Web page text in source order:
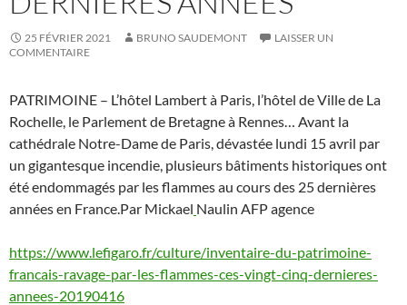
25 FÉVRIER 2021 BRUNO SAUDEMONT
LAISSER UN
COMMENTAIRE
PATRIMOINE – L’hôtel Lambert à Paris, l’hôtel de Ville de La
Rochelle, le Parlement de Bretagne à Rennes… Avant la
cathédrale Notre-Dame de Paris, dévastée lundi 15 avril par
un gigantesque incendie, plusieurs bâtiments historiques ont
été endommagés par les flammes au cours des 25 dernières
années en France.Par Mickael Naulin AFP agence
https://www.lefigaro.fr/culture/inventaire-du-patrimoine-
francais-ravage-par-les-flammes-ces-vingt-cinq-dernieres-
annees-20190416